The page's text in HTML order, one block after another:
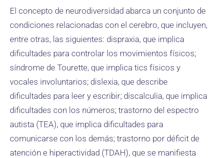
El concepto de neurodiversidad abarca un conjunto de
condiciones relacionadas con el cerebro, que incluyen,
entre otras, las siguientes: dispraxia, que implica
dificultades para controlar los movimientos físicos;
síndrome de Tourette, que implica tics físicos y
vocales involuntarios; dislexia, que describe
dificultades para leer y escribir; discalculia, que implica
dificultades con los números; trastorno del espectro
autista (TEA), que implica dificultades para
comunicarse con los demás; trastorno por déficit de
atención e hiperactividad (TDAH), que se manifiesta